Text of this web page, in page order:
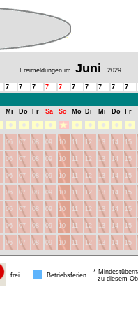
Freimeldungen im Juni 2029
7 7 7 7 7 7 7 7 7 7
Mi Do Fr Sa So Mo Di Mi Do Fr
06 07 08 09 10 11 12 13 14
15
06 07 08 09 10 11 12 13 14
15
06 07 08 09 10 11 12 13 14
15
06 07 08 09 10 11 12 13 14
15
06 07 08 09 10 11 12 13 14
15
06 07 08 09 10 11 12 13 14
15
06 07 08 09 10 11 12 13 14 15
frei Betriebsferien
*
zu diesem